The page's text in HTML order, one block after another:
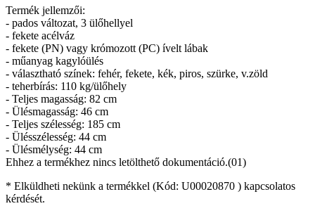
Termék jellemzői:
- pados változat, 3 ülőhellyel
- fekete acélváz
- fekete (PN) vagy krómozott (PC) ívelt lábak
- műanyag kagylóülés
- választható színek: fehér, fekete, kék, piros, szürke, v.zöld
- teherbírás: 110 kg/ülőhely
- Teljes magasság: 82 cm
- Ülésmagasság: 46 cm
- Teljes szélesség: 185 cm
- Ülésszélesség: 44 cm
- Ülésmélység: 44 cm
Ehhez a termékhez nincs letölthető dokumentáció.(01)
* Elküldheti nekünk a termékkel (Kód: U00020870 ) kapcsolatos
kérdését.